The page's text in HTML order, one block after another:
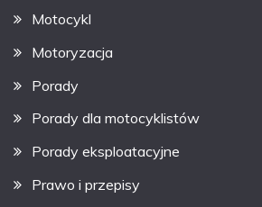
Motocykl
Motoryzacja
Porady
Porady dla motocyklistów
Porady eksploatacyjne
Prawo i przepisy